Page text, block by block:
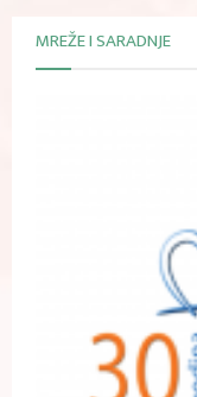
MREŽE I SARADNJE